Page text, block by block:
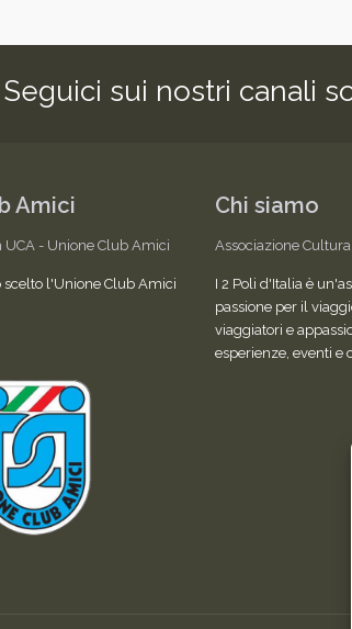
Seguici sui nostri canali
Amici
UCA - Unione Club Amici
scelto l'Unione Club Amici
Chi siamo
Associazione
I 2 Poli d'Italia è
passione per il
viaggiatori e
esperienze, eventi e